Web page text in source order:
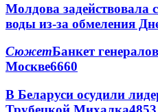
Молдова задействовала
воды из-за обмеления
СюжетБанкет
Москве6660
В Беларуси осудили